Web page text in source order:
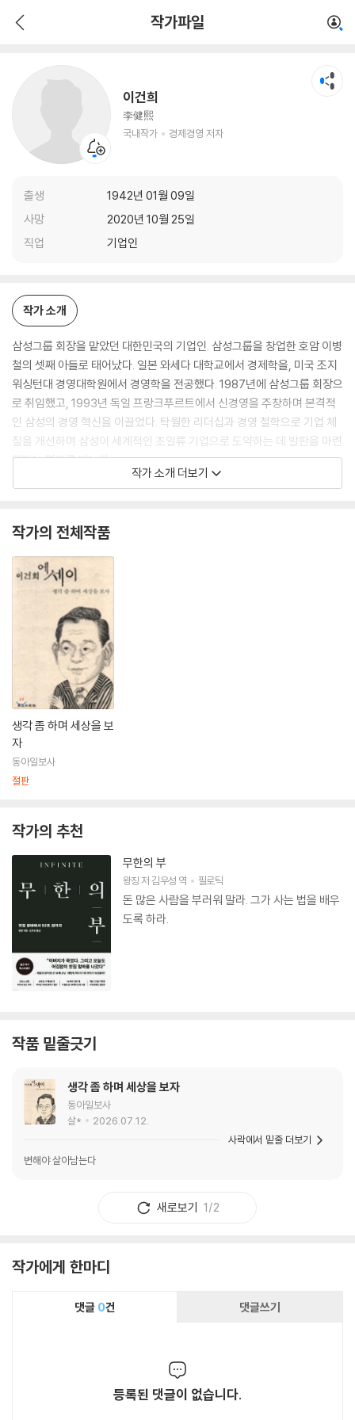
작가파일
이건희
李健熙
국내작가
경제경영 저자
출생
1942년 01월 09일
사망
2020년 10월 25일
직업
기업인
경제경영 저자
작가 소개
삼성그룹 회장을 맡았던 대한민국의 기업인. 삼성그룹을 창업한 호암 이병
철의 셋째 아들로 태어났다. 일본 와세다 대학교에서 경제학을, 미국 조지
워싱턴대 경영대학원에서 경영학을 전공했다. 1987년에 삼성그룹 회장으
로 취임했고, 1993년 독일 프랑크푸르트에서 신경영을 주창하며 본격적
인 삼성의 경영 혁신을 이끌었다. 탁월한 리더십과 경영 철학으로 기업 체
질을 개선하며 삼성이 세계적인 초일류 기업으로 도약하는 데 발판을 마련
했다는 평가를 받는다.
작가 소개 더보기
작가의 전체작품
생각 좀 하며 세상을 보
자
동아일보사
절판
작가의 추천
무한의 부
왕징저김우성 역 필로틱
돈 많은 사람을 부러워 말라. 그가 사는 법을 배우
도록 하라.
작품 밑줄긋기
생각 좀 하며 세상을 보자
동아일보사
살*
2026.07.12.
변해야 살아남는다
사락에서 밑줄 더보기
새로보기 1/2
작가에게 한마디
댓글 0건 댓글쓰기
등록된 댓글이 없습니다.